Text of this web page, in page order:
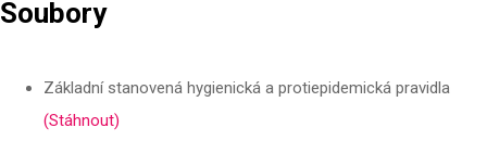
Soubory
Základní stanovená hygienická a protiepidemická pravidla
(Stáhnout)